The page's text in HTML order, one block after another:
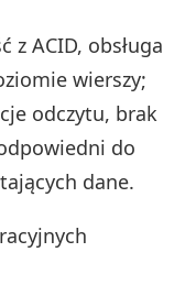
z ACID, obsługa
wierszy;
odczytu, brak
do
dane.